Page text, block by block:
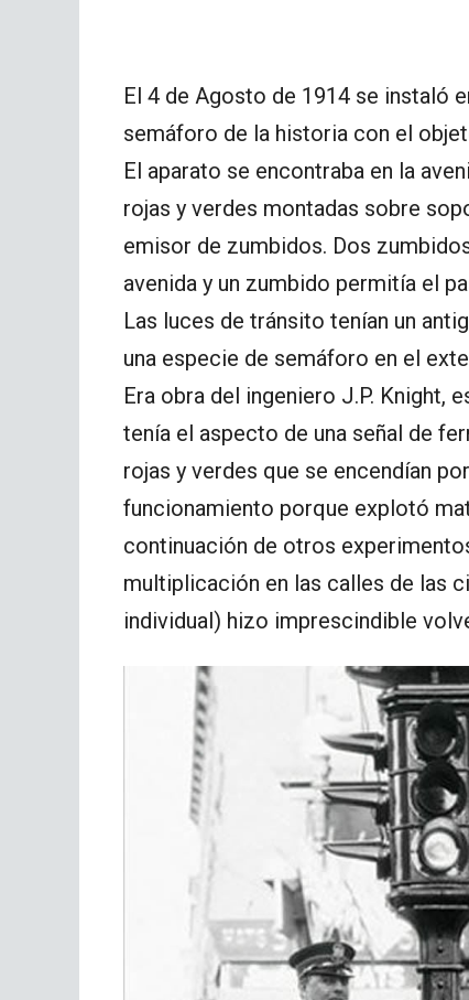
El 4 de Agosto de 1914 se instaló
semáforo de la historia con el
El aparato se encontraba en la
rojas y verdes montadas sobre
emisor de zumbidos. Dos
avenida y un zumbido permitía el
Las luces de tránsito tenían un
una especie de semáforo en el
Era obra del ingeniero J.P. Knight,
tenía el aspecto de una señal de
rojas y verdes que se encendían
funcionamiento porque explotó
continuación de otros
multiplicación en las calles de las
individual) hizo imprescindible